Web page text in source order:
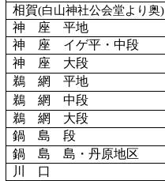
相賀(白山神社公会堂より奥)
神 座 平地
神 座 イゲ平・中段
神 座 大段
鵜 網 平地
鵜 網 中段
鵜 網 大段
鍋 島 段
鍋 島 島・丹原地区
川 口